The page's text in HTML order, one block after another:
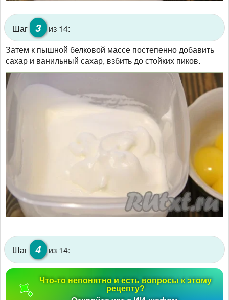
Шаг 3
из 14:
Затем к пышной белковой массе постепенно добавить
сахар и ванильный сахар, взбить до стойких пиков.
Шаг 4 из 14:
Что-то непонятно и есть вопросы к этому
рецепту?